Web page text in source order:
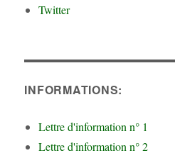
Twitter
INFORMATIONS:
Lettre d'information n° 1
Lettre d'information n° 2